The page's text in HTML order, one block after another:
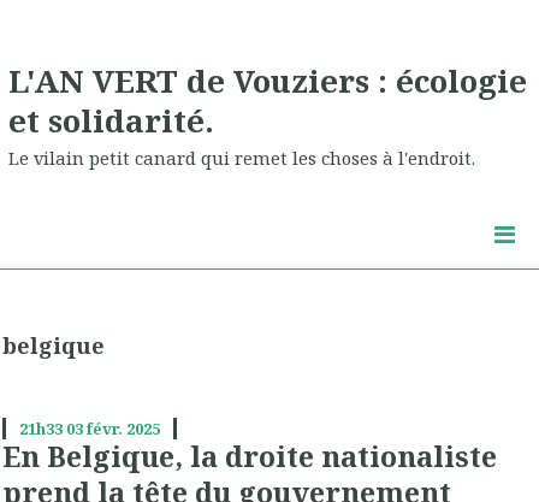
L'AN VERT de Vouziers : écologie
et solidarité.
Le vilain petit canard qui remet les choses à l'endroit.
belgique
21h33 03févr. 2025
En Belgique, la droite nationaliste
prend la tête du gouvernement